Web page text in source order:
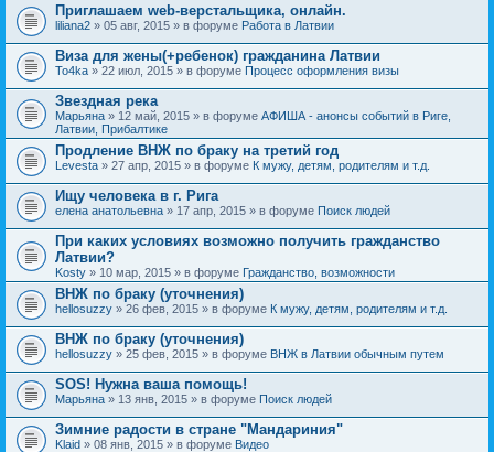
Приглашаем web-верстальщика, онлайн.
liliana2 » 05 авг, 2015 » в форуме Работа в Латвии
Виза для жены(+ребенок) гражданина Латвии
To4ka » 22 июл, 2015 » в форуме Процесс оформления визы
Звездная река
Марьяна » 12 май, 2015 » в форуме АФИША - анонсы событий в Риге,
Латвии, Прибалтике
Продление ВНЖ по браку на третий год
Levesta » 27 апр, 2015 » в форуме К мужу, детям, родителям и т.д.
Ищу человека в г. Рига
елена анатольевна » 17 апр, 2015 » в форуме Поиск людей
При каких условиях возможно получить гражданство
Латвии?
Kosty » 10 мар, 2015 » в форуме Гражданство, возможности
ВНЖ по браку (уточнения)
hellosuzzy » 26 фев, 2015 » в форуме К мужу, детям, родителям и т.д.
ВНЖ по браку (уточнения)
hellosuzzy » 25 фев, 2015 » в форуме ВНЖ в Латвии обычным путем
SOS! Нужна ваша помощь!
Марьяна » 13 янв, 2015 » в форуме Поиск людей
Зимние радости в стране "Мандариния"
Klaid » 08 янв, 2015 » в форуме Видео